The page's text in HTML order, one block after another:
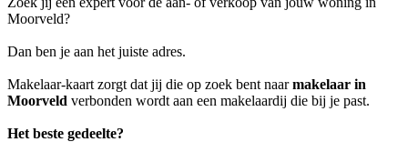
Moorveld?
Dan ben je aan het juiste adres.
Makelaar-kaart zorgt dat jij die op zoek bent naarmakelaar in
Moorveld verbonden wordt aan een makelaardij die bij je past.
Het beste gedeelte?